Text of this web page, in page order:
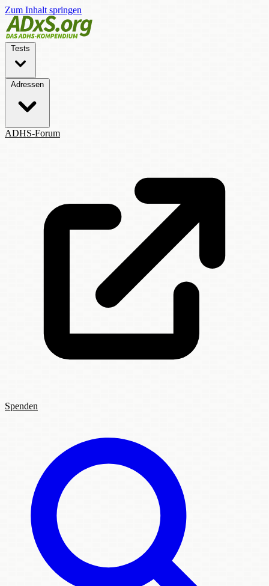
Zum Inhalt springen
Tests
Adressen
ADHS-Forum
Spenden